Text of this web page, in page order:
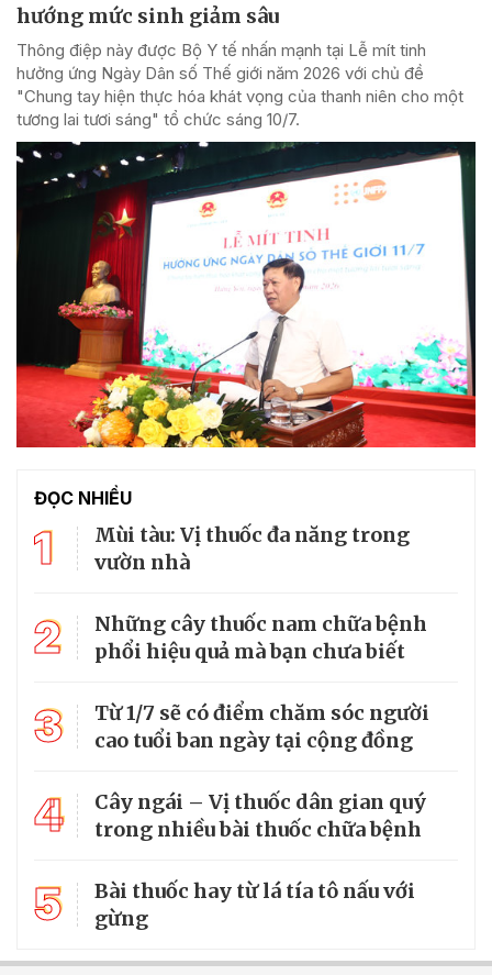
hướng mức sinh giảm sâu
Thông điệp này được Bộ Y tế nhấn mạnh tại Lễ mít tinh
hưởng ứng Ngày Dân số Thế giới năm 2026 với chủ đề
"Chung tay hiện thực hóa khát vọng của thanh niên cho một
tương lai tươi sáng" tổ chức sáng 10/7.
ĐỌC NHIỀU
1
Mùi tàu: Vị thuốc đa năng trong
vườn nhà
2
Những cây thuốc nam chữa bệnh
phổi hiệu quả mà bạn chưa biết
3
Từ 1/7 sẽ có điểm chăm sóc người
cao tuổi ban ngày tại cộng đồng
4
Cây ngái – Vị thuốc dân gian quý
trong nhiều bài thuốc chữa bệnh
5
Bài thuốc hay từ lá tía tô nấu với
gừng